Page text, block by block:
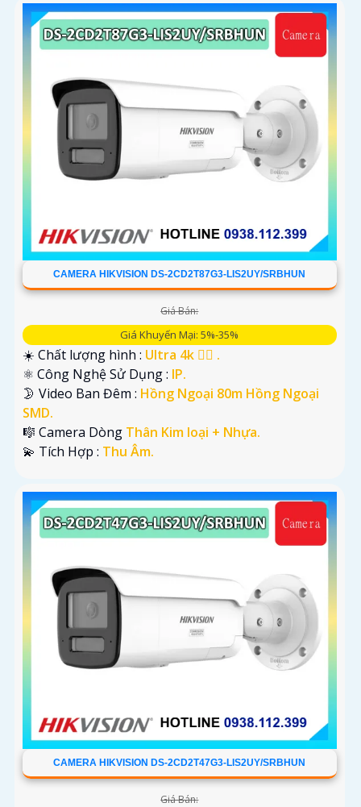
CAMERA HIKVISION DS-2CD2T87G3-LIS2UY/SRBHUN
Giá Bán:
Giá Khuyến Mại: 5%-35%
☀️ Chất lượng hình : Ultra 4k 👍🏾 .
⚛️ Công Nghệ Sử Dụng : IP.
🌛 Video Ban Đêm : Hồng Ngoại 80m Hồng Ngoại
SMD.
🎼️ Camera Dòng Thân Kim loại + Nhựa.
️💫 Tích Hợp : Thu Âm.
CAMERA HIKVISION DS-2CD2T47G3-LIS2UY/SRBHUN
Giá Bán: